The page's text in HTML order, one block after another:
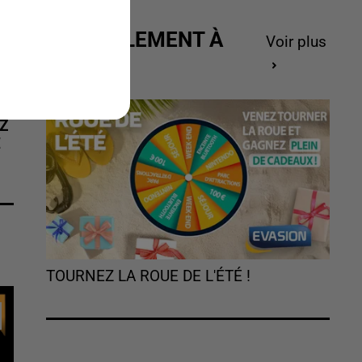
ACTUELLEMENT À
Voir plus
TOURNEZ LA ROUE DE L'ÉTÉ !